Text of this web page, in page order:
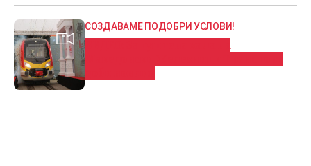
СОЗДАВАМЕ ПОДОБРИ УСЛОВИ!
ВИДЕО: Запуштена хала на
Македонски Железници Транспорт